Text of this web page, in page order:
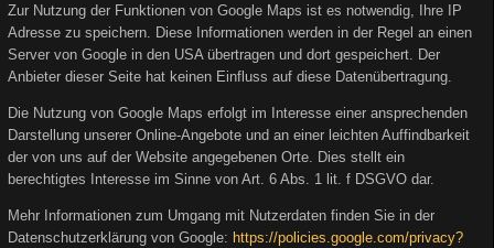
Zur Nutzung der Funktionen von Google Maps ist es notwendig, Ihre IP
Adresse zu speichern. Diese Informationen werden in der Regel an einen
Server von Google in den USA übertragen und dort gespeichert. Der
Anbieter dieser Seite hat keinen Einfluss auf diese Datenübertragung.
Die Nutzung von Google Maps erfolgt im Interesse einer ansprechenden
Darstellung unserer Online-Angebote und an einer leichten Auffindbarkeit
der von uns auf der Website angegebenen Orte. Dies stellt ein
berechtigtes Interesse im Sinne von Art. 6 Abs. 1 lit. f DSGVO dar.
Mehr Informationen zum Umgang mit Nutzerdaten finden Sie in der
Datenschutzerklärung von Google: https://policies.google.com/privacy?